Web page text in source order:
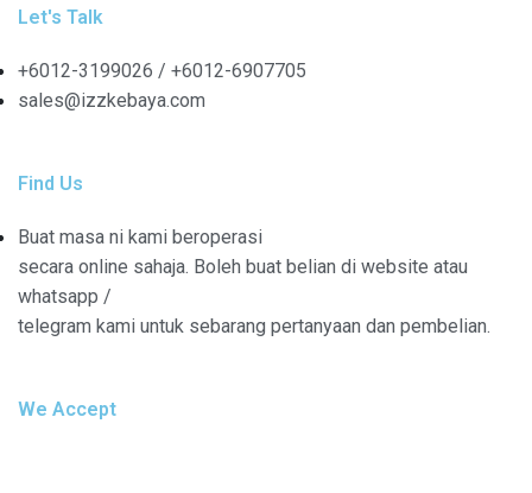
Let's Talk
+6012-3199026 / +6012-6907705
sales@izzkebaya.com
Find Us
Buat masa ni kami beroperasi
secara online sahaja. Boleh buat belian di website atau
whatsapp /
telegram kami untuk sebarang pertanyaan dan pembelian.
We Accept